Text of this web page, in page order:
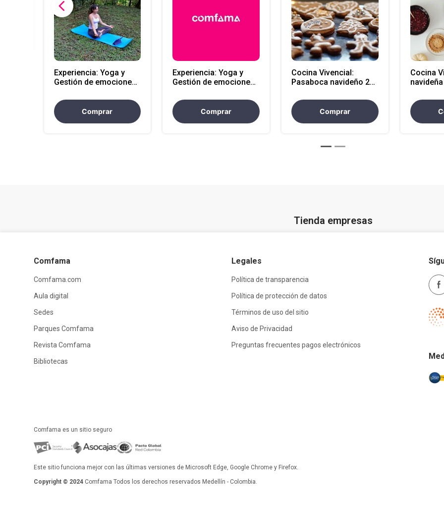
Experiencia: Yoga y
Gestión de emociones
Comprar
Experiencia: Yoga y
Gestión de emociones
Comprar
Cocina Vivencial:
Pasaboca navideño 2h
Comprar
Cocina
navideña 2h Sede
Tienda empresas
Comfama
Comfama.com
Aula digital
Sedes
Parques Comfama
Revista Comfama
Bibliotecas
Legales
Política de transparencia
Política de protección de datos
Términos de uso del sitio
Aviso de Privacidad
Preguntas frecuentes pagos electrónicos
Comfama es un sitio seguro
Este sitio funciona mejor con las últimas versiones de Microsoft Edge, Google Chrome y Firefox.
Copyright © 2024 Comfama Todos los derechos reservados Medellín - Colombia.